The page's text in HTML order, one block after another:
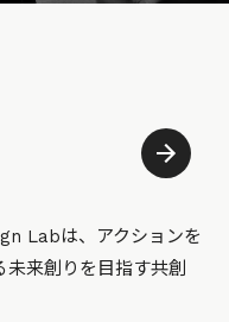
Labは、アクションを
来創りを目指す共創